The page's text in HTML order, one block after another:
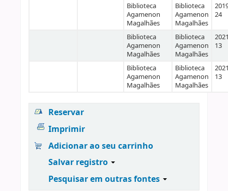
Biblioteca
Agamenon
Magalhães
Biblioteca
Agamenon
Magalhães
24
Biblioteca
Agamenon
Magalhães
Biblioteca
Agamenon
Magalhães
13
Biblioteca
Agamenon
Magalhães
Biblioteca
Agamenon
Magalhães
13
Reservar
Imprimir
Adicionar ao seu carrinho
Salvar registro
Pesquisar em outras fontes